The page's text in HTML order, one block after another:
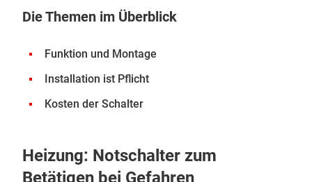
Die Themen im Überblick
Funktion und Montage
Installation ist Pflicht
Kosten der Schalter
Heizung: Notschalter zum
Betätigen bei Gefahren